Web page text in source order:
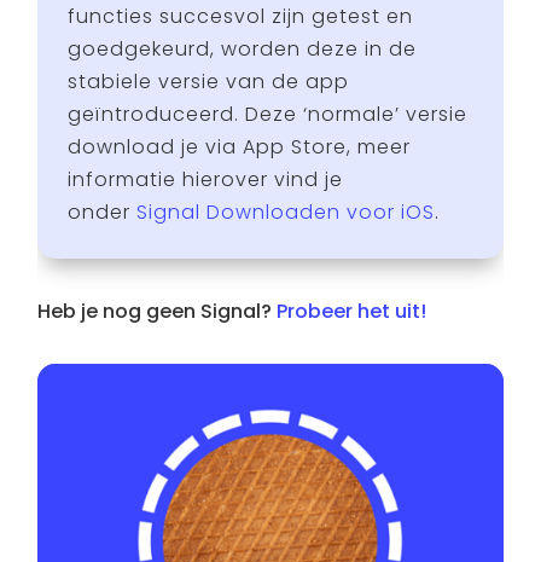
functies succesvol zijn getest en
goedgekeurd, worden deze in de
stabiele versie van de app
geïntroduceerd. Deze ‘normale’ versie
download je via App Store, meer
informatie hierover vind je
onder Signal Downloaden voor iOS.
Heb je nog geen Signal? Probeer het uit!